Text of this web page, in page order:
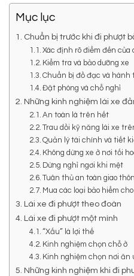
Mục lục
Chuẩn bị trước khi đi phượt
Xác định rõ điểm đến
Kiểm tra và bảo dưỡng xe
Chuẩn bị đồ đạc và hành
Đặt phòng và chỗ nghỉ
Những kinh nghiệm lái xe
An toàn là trên hết
Trau dồi kỹ năng lái xe
Quản lý tài chính và tiết
Không dừng xe ở nơi tối
Dừng nghỉ ngơi khi mệt
Tuân thủ an toàn giao
Mua các loại bảo hiểm
Lái xe đi phượt theo đoàn
Lái xe đi phượt một mình
“Xấu” là lợi thế
Kinh nghiệm chọn chỗ ở
Kinh nghiệm chọn nơi ăn
Những kinh nghiệm khi đi